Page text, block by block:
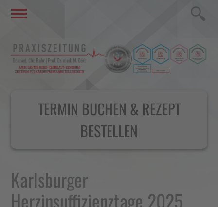
TERMIN BUCHEN & REZEPT
BESTELLEN
Karlsburger
Herzinsuffizienztage 2025